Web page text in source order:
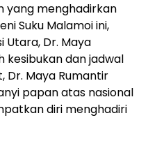
yang menghadirkan
Suku Malamoi ini,
Utara, Dr. Maya
kesibukan dan jadwal
Dr. Maya Rumantir
papan atas nasional
diri menghadiri